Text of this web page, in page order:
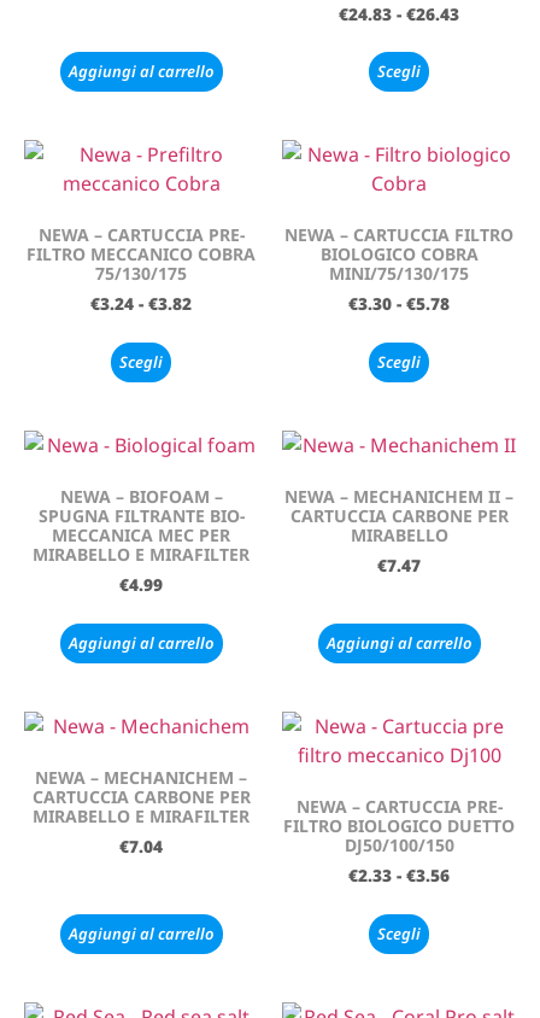
Aggiungi al carrello
€24.83 - €26.43
Scegli
NEWA – CARTUCCIA PRE-
FILTRO MECCANICO COBRA
75/130/175
€3.24 - €3.82
Scegli
NEWA – CARTUCCIA FILTRO
BIOLOGICO COBRA
MINI/75/130/175
€3.30 - €5.78
Scegli
NEWA – BIOFOAM –
SPUGNA FILTRANTE BIO-
MECCANICA MEC PER
MIRABELLO E MIRAFILTER
€4.99
Aggiungi al carrello
NEWA – MECHANICHEM II –
CARTUCCIA CARBONE PER
MIRABELLO
€7.47
Aggiungi al carrello
NEWA – MECHANICHEM –
CARTUCCIA CARBONE PER
MIRABELLO E MIRAFILTER
€7.04
Aggiungi al carrello
NEWA – CARTUCCIA PRE-
FILTRO BIOLOGICO DUETTO
DJ50/100/150
€2.33 - €3.56
Scegli